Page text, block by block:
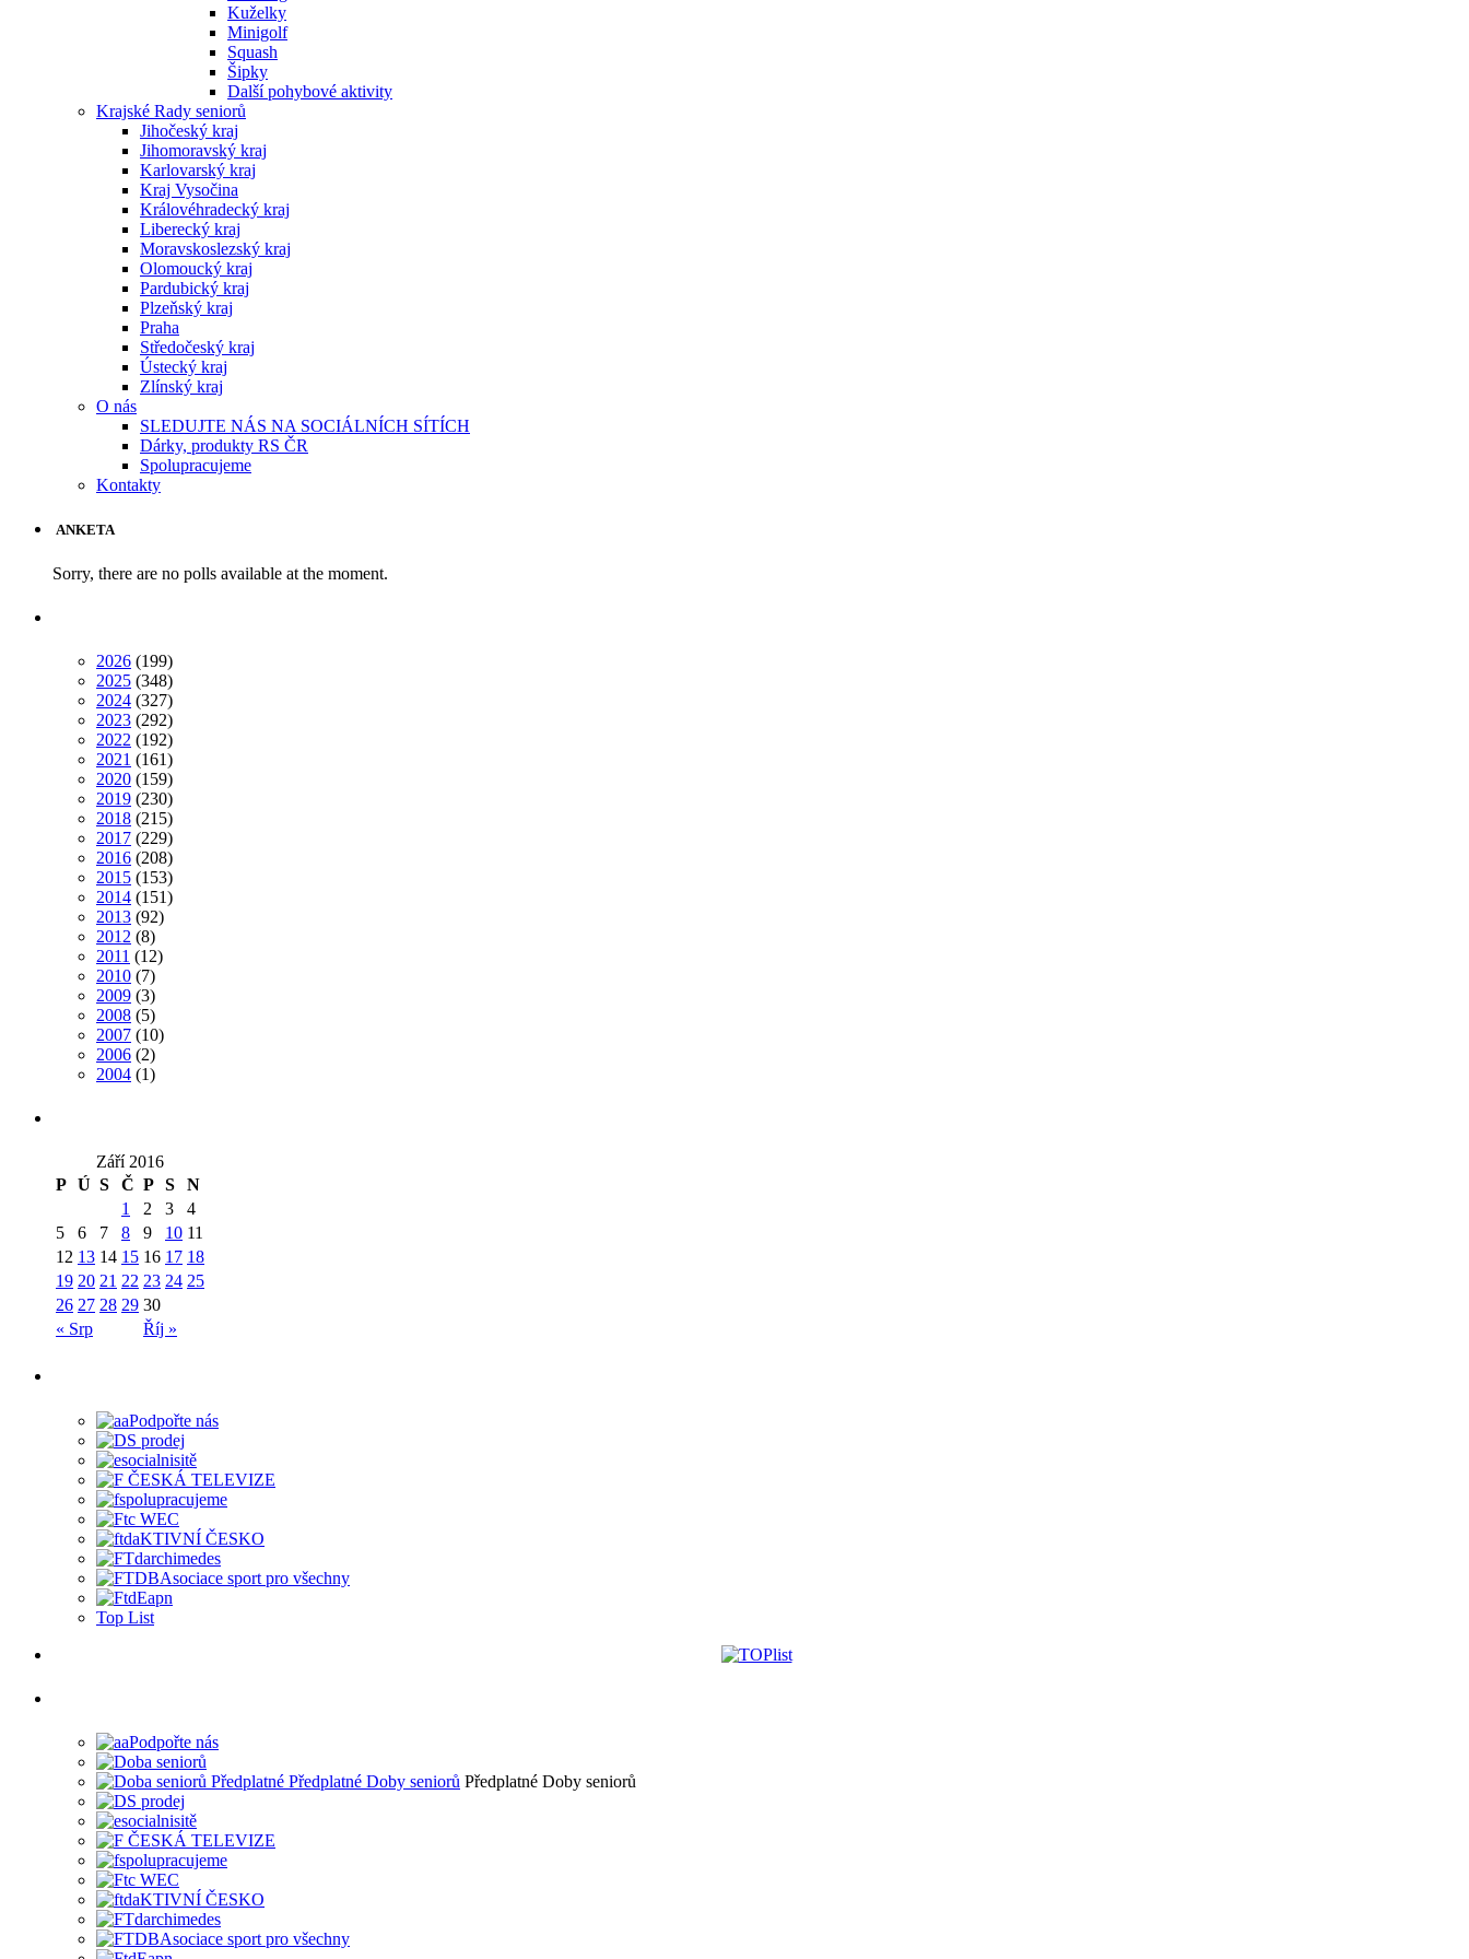
Kuželky
Minigolf
Squash
Šipky
Další pohybové aktivity
Krajské Rady seniorů
Jihočeský kraj
Jihomoravský kraj
Karlovarský kraj
Kraj Vysočina
Královéhradecký kraj
Liberecký kraj
Moravskoslezský kraj
Olomoucký kraj
Pardubický kraj
Plzeňský kraj
Praha
Středočeský kraj
Ústecký kraj
Zlínský kraj
O nás
SLEDUJTE NÁS NA SOCIÁLNÍCH SÍTÍCH
Dárky, produkty RS ČR
Spolupracujeme
Kontakty
ANKETA
Sorry, there are no polls available at the moment.
2026 (199)
2025 (348)
2024 (327)
2023 (292)
2022 (192)
2021 (161)
2020 (159)
2019 (230)
2018 (215)
2017 (229)
2016 (208)
2015 (153)
2014 (151)
2013 (92)
2012 (8)
2011 (12)
2010 (7)
2009 (3)
2008 (5)
2007 (10)
2006 (2)
2004 (1)
Září 2016
P Ú S Č P S N
« Srp Říj »
1 2 3
4
5
6 7 8 9 10 11
12 13 14 15 16 17 18
19 20 21 22 23 24 25
26 27 28 29 30
Top List
Předplatné Doby seniorů